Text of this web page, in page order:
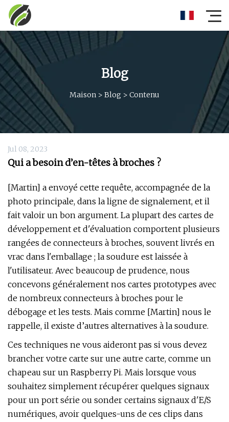
Blog
Maison > Blog > Contenu
Jul 08, 2023
Qui a besoin d’en-têtes à broches ?
[Martin] a envoyé cette requête, accompagnée de la
photo principale, dans la ligne de signalement, et il
fait valoir un bon argument. La plupart des cartes de
développement et d'évaluation comportent plusieurs
rangées de connecteurs à broches, souvent livrés en
vrac dans l'emballage ; la soudure est laissée à
l'utilisateur. Avec beaucoup de prudence, nous
concevons généralement nos cartes prototypes avec
de nombreux connecteurs à broches pour le
débogage et les tests. Mais comme [Martin] nous le
rappelle, il existe d’autres alternatives à la soudure.
Ces techniques ne vous aideront pas si vous devez
brancher votre carte sur une autre carte, comme un
chapeau sur un Raspberry Pi. Mais lorsque vous
souhaitez simplement récupérer quelques signaux
pour un port série ou sonder certains signaux d'E/S
numériques, avoir quelques-uns de ces clips dans